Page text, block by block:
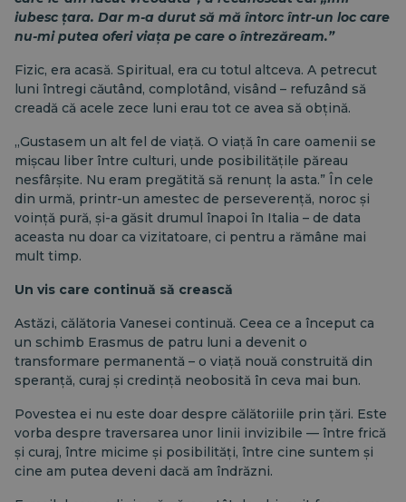
iubesc țara. Dar m-a durut să mă întorc într-un loc care
nu-mi putea oferi viața pe care o întrezăream.”
Fizic, era acasă. Spiritual, era cu totul altceva. A petrecut
luni întregi căutând, complotând, visând – refuzând să
creadă că acele zece luni erau tot ce avea să obțină.
„Gustasem un alt fel de viață. O viață în care oamenii se
mișcau liber între culturi, unde posibilitățile păreau
nesfârșite. Nu eram pregătită să renunț la asta.” În cele
din urmă, printr-un amestec de perseverență, noroc și
voință pură, și-a găsit drumul înapoi în Italia – de data
aceasta nu doar ca vizitatoare, ci pentru a rămâne mai
mult timp.
Un vis care continuă să crească
Astăzi, călătoria Vanesei continuă. Ceea ce a început ca
un schimb Erasmus de patru luni a devenit o
transformare permanentă – o viață nouă construită din
speranță, curaj și credință neobosită în ceva mai bun.
Povestea ei nu este doar despre călătoriile prin țări. Este
vorba despre traversarea unor linii invizibile — între frică
și curaj, între micime și posibilități, între cine suntem și
cine am putea deveni dacă am îndrăzni.